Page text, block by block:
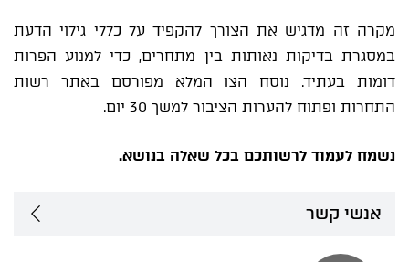
מקרה זה מדגיש את הצורך להקפיד על כללי גילוי הדעת
במסגרת בדיקות נאותות בין מתחרים, כדי למנוע הפרות
דומות בעתיד. נוסח הצו המלא מפורסם באתר רשות
התחרות ופתוח להערות הציבור למשך 30 יום.
נשמח לעמוד לרשותכם בכל שאלה בנושא.
אנשי קשר